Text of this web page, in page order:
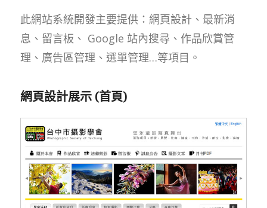
此網站系統開發主要提供：網頁設計、最新消
息、留言板、 Google 站內搜尋、作品欣賞管
理、廣告區管理、選單管理…等項目。
網頁設計展示 (首頁)